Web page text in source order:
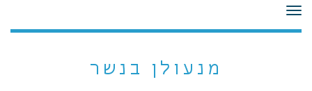
תפריט
מנעולן בנשר